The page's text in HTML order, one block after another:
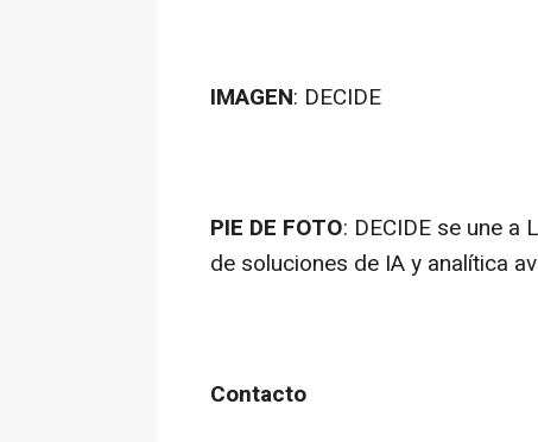
IMAGEN: DECIDE
PIE DE FOTO: DECIDE se une a
de soluciones de IA y analítica
Contacto